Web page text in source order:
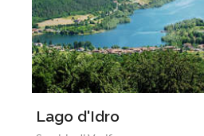
Lago d'Idro